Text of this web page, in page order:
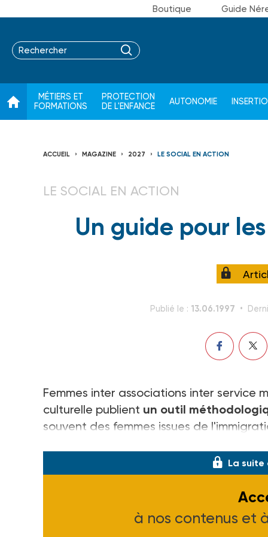
Boutique Guide
MÉTIERS ET
FORMATIONS
PROTECTION
DE L'ENFANCE
AUTONOMIE
ACCUEIL MAGAZINE 2027 LE SOCIAL EN ACTION
LE SOCIAL EN ACTION
Un guide pour
Publié le : 13.06.1997
Femmes inter associations inter
culturelle publient un outil
souvent des femmes issues de
La suite
à nos contenus et